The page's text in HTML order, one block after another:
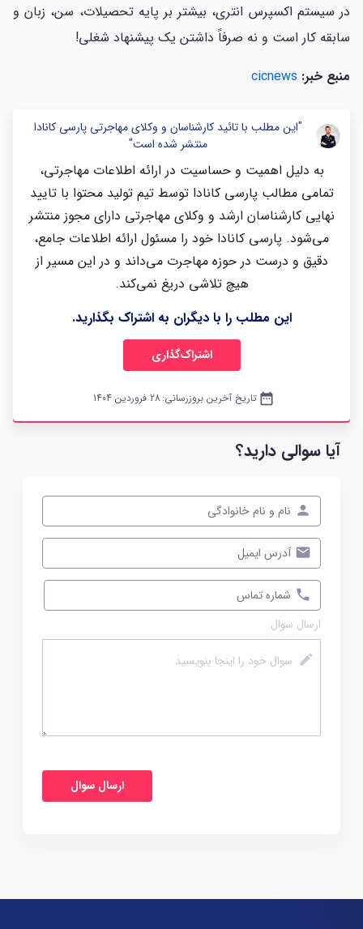
در سیستم اکسپرس انتری، بیشتر بر پایه تحصیلات، سن، زبان و
سابقه کار است و نه صرفاً داشتن یک پیشنهاد شغلی!
منبع خبر: cicnews
"این مطلب با تائید کارشناسان و وکلای مهاجرتی پارسی کانادا
منتشر شده است"
به دلیل اهمیت و حساسیت در ارائه اطلاعات مهاجرتی،
تمامی مطالب پارسی کانادا توسط تیم تولید محتوا با تایید
نهایی کارشناسان ارشد و وکلای مهاجرتی دارای مجوز منتشر
می‌شود. پارسی کانادا خود را مسئول ارائه اطلاعات جامع،
دقیق و درست در حوزه مهاجرت می‌داند و در این مسیر از
هیچ تلاشی دریغ نمی‌کند.
این مطلب را با دیگران به اشتراک بگذارید.
اشتراک‌گذاری
date_range تاریخ آخرین بروزرسانی:28 فروردین 1404
آیا سوالی دارید؟
ارسال سوال